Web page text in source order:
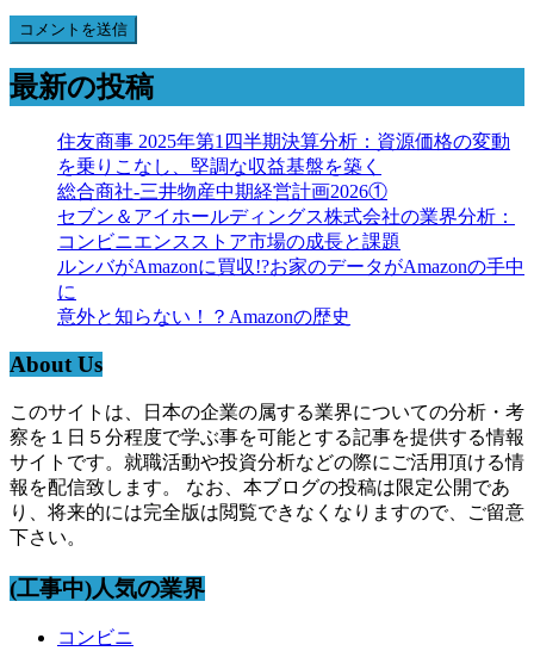
最新の投稿
住友商事 2025年第1四半期決算分析：資源価格の変動
を乗りこなし、堅調な収益基盤を築く
総合商社-三井物産中期経営計画2026①
セブン＆アイホールディングス株式会社の業界分析：
コンビニエンスストア市場の成長と課題
ルンバがAmazonに買収!?お家のデータがAmazonの手中
に
意外と知らない！？Amazonの歴史
About Us
このサイトは、日本の企業の属する業界についての分析・考
察を１日５分程度で学ぶ事を可能とする記事を提供する情報
サイトです。就職活動や投資分析などの際にご活用頂ける情
報を配信致します。 なお、本ブログの投稿は限定公開であ
り、将来的には完全版は閲覧できなくなりますので、ご留意
下さい。
(工事中)人気の業界
コンビニ